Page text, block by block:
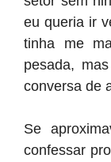
eu queria ir
tinha me
pesada,
conversa de
Se
confessar